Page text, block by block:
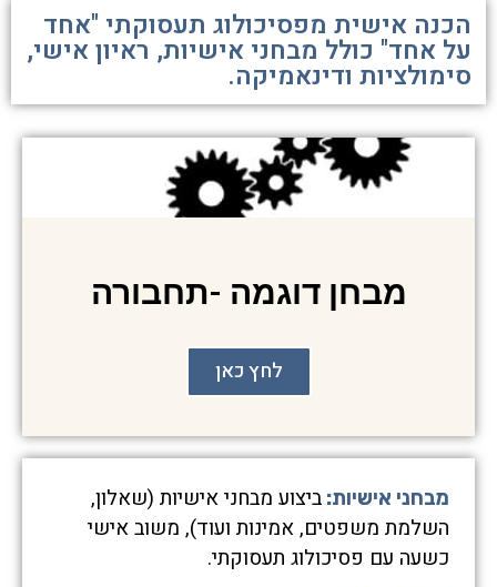
הכנה אישית מפסיכולוג תעסוקתי "אחד
על אחד" כולל מבחני אישיות, ראיון אישי,
סימולציות ודינאמיקה.
מבחן דוגמה -תחבורה
לחץ כאן
מבחני אישיות: ביצוע מבחני אישיות (שאלון,
השלמת משפטים, אמינות ועוד), משוב אישי
כשעה עם פסיכולוג תעסוקתי.